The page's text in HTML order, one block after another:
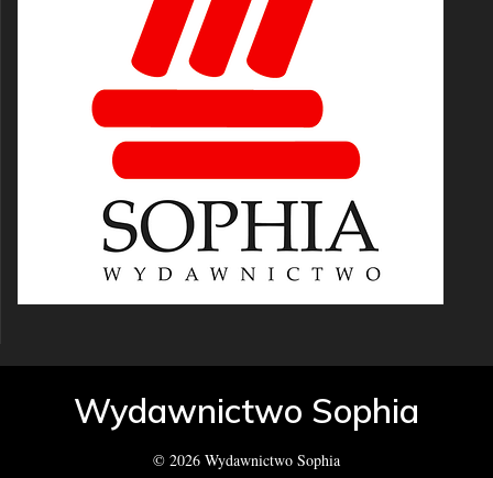
Wydawnictwo Sophia
© 2026 Wydawnictwo Sophia